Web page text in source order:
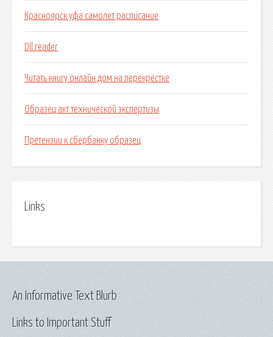
Красноярск уфа самолет расписание
Dll reader
Читать книгу онлайн дом на перекрестке
Образец акт технической экспертизы
Претензии к сбербанку образец
Links
Links to Important Stuff
An Informative Text Blurb